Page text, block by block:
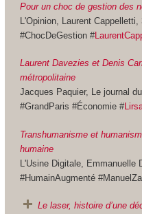
Pour un choc de gestion des
L'Opinion, Laurent Cappelletti,
#ChocDeGestion #
Laurent Davezies et Denis
métropolitaine
Jacques Paquier, Le journal
#GrandParis #Économie #
Transhumanisme et
humaine
L'Usine Digitale, Emmanuelle
#HumainAugmenté
Le laser, histoire d’une